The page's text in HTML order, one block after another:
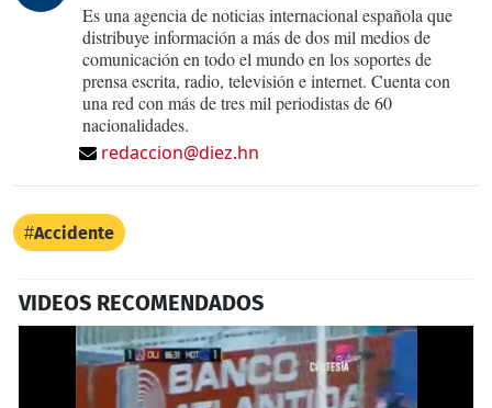
Es una agencia de noticias internacional española que
distribuye información a más de dos mil medios de
comunicación en todo el mundo en los soportes de
prensa escrita, radio, televisión e internet. Cuenta con
una red con más de tres mil periodistas de 60
nacionalidades.
redaccion@diez.hn
Accidente
VIDEOS RECOMENDADOS